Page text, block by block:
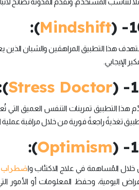
لتناسب المستخدم، وتقدم المدونة نصائح
Mindshift
):
هذا التطبيق المراهقين والشبان الذين
الإيجابي.
Stress Doctor
هذا التطبيق تمرينات التنفس العميق
تغذيةً راجعةً فورية من خلال مراقبة
Optimism
):
المُساهمة في علاج الاكتئاب واضطراب
اليومية، وحفظ المعلومات أو الأمور